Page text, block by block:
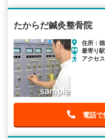
たからだ鍼灸整骨院
住所：
最寄り
アクセ
電話で